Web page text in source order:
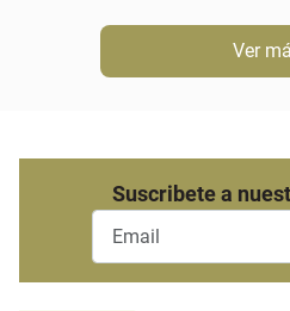
Ver
Suscribete a